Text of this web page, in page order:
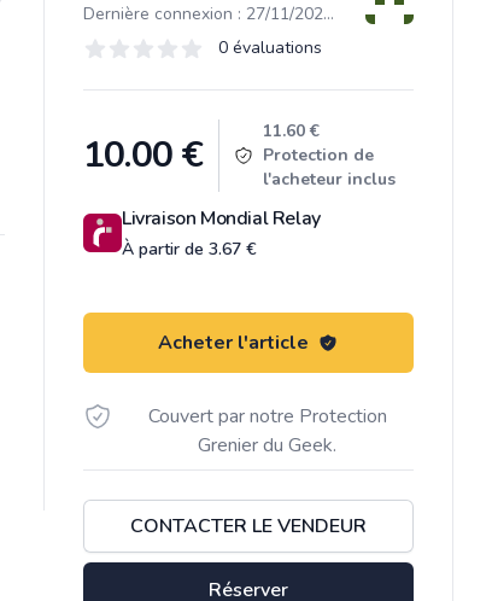
Dernière connexion : 27/11/2024 14:52
Évaluations
0 sur 5 étoiles 0 évaluations
10.00€
11.60 €
Protection de
l'acheteur inclus
Livraison Mondial Relay
À partir de 3.67 €
Acheter l'article
Couvert par notre Protection
Grenier du Geek.
CONTACTER LE VENDEUR
Réserver